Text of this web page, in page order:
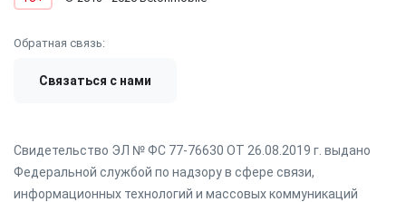
Обратная связь:
Связаться с нами
Свидетельство ЭЛ № ФС 77-76630 ОТ 26.08.2019 г. выдано
Федеральной службой по надзору в сфере связи,
информационных технологий и массовых коммуникаций